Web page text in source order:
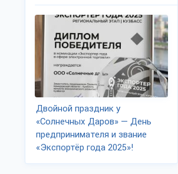
Двойной праздник у
«Солнечных Даров» — День
предпринимателя и звание
«Экспортёр года 2025»!